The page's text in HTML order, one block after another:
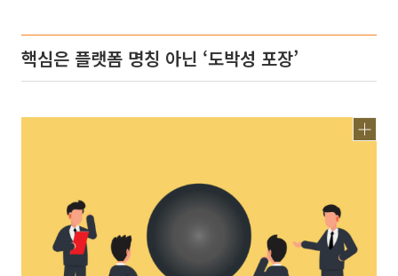
핵심은 플랫폼 명칭 아닌 ‘도박성 포장’